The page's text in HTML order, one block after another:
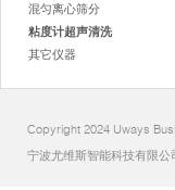
混匀离心筛分
粘度计超声清洗
其它仪器
Copyright 2024 Uways
宁波尤维斯智能科技有限公